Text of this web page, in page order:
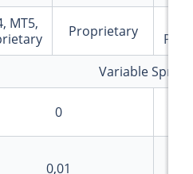
MT5,
Proprietary
Variable
0
0,01